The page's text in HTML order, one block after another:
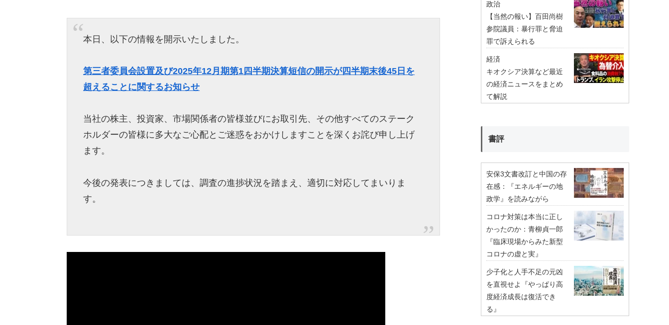
本日、以下の情報を開示いたしました。
第三者委員会設置及び2025年12月期第1四半期決算短信の開示が四半期末後45日を
超えることに関するお知らせ
当社の株主、投資家、市場関係者の皆様並びにお取引先、その他すべてのステーク
ホルダーの皆様に多大なご心配とご迷惑をおかけしますことを深くお詫び申し上げ
ます。
今後の発表につきましては、調査の進捗状況を踏まえ、適切に対応してまいりま
す。
政治
【当然の報い】百田尚樹
参院議員：暴行罪と脅迫
罪で訴えられる
経済
キオクシア決算など最近
の経済ニュースをまとめ
て解説
書評
安保3文書改訂と中国の存
在感：『エネルギーの地
政学』を読みながら
コロナ対策は本当に正し
かったのか：青柳貞一郎
『臨床現場からみた新型
コロナの虚と実』
少子化と人手不足の元凶
を直視せよ『やっぱり高
度経済成長は復活でき
る』